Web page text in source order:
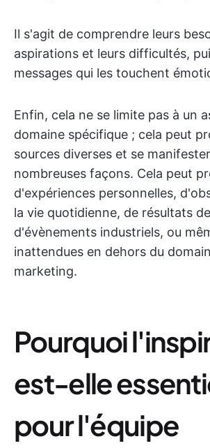
Il s'agit de comprendre leurs
aspirations et leurs difficultés,
messages qui les touchent
Enfin, cela ne se limite pas à un
domaine spécifique ; cela peut
sources diverses et se
nombreuses façons. Cela peut
d'expériences personnelles,
la vie quotidienne, de résultats
d'évènements industriels, ou
inattendues en dehors du
marketing.
Pourquoi
est-elle
pour l'équipe